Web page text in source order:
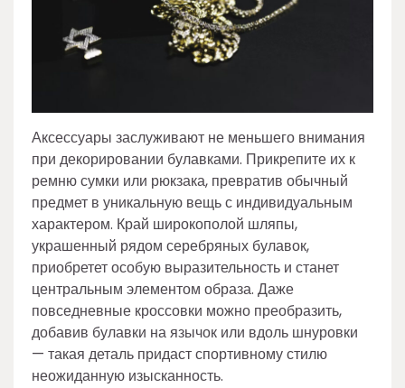
Аксессуары заслуживают не меньшего внимания
при декорировании булавками. Прикрепите их к
ремню сумки или рюкзака, превратив обычный
предмет в уникальную вещь с индивидуальным
характером. Край широкополой шляпы,
украшенный рядом серебряных булавок,
приобретет особую выразительность и станет
центральным элементом образа. Даже
повседневные кроссовки можно преобразить,
добавив булавки на язычок или вдоль шнуровки
— такая деталь придаст спортивному стилю
неожиданную изысканность.